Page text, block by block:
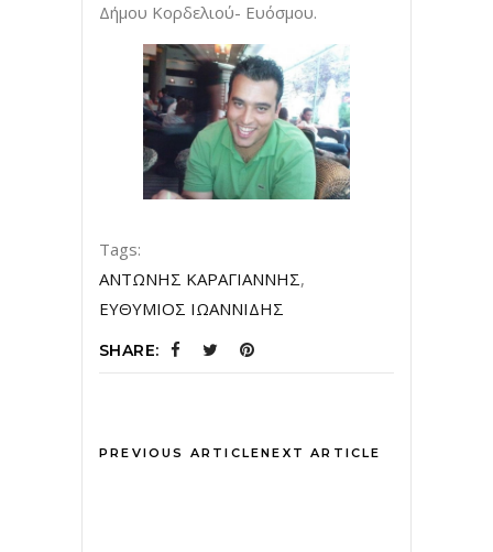
Δήμου Κορδελιού- Ευόσμου.
Tags:
ΑΝΤΩΝΗΣ ΚΑΡΑΓΙΑΝΝΗΣ,
ΕΥΘΥΜΙΟΣ ΙΩΑΝΝΙΔΗΣ
SHARE:
PREVIOUS ARTICLENEXT ARTICLE